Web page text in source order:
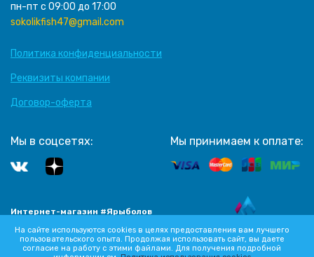
На сайте используются cookies в целях предоставления вам лучшего
пользовательского опыта. Продолжая использовать сайт, вы даете
согласие на работу с этими файлами. Для получения подробной
пн-пт с 09:00 до 17:00
sokolikfish47@gmail.com
Политика конфиденциальности
Реквизиты компании
Договор-оферта
Мы в соцсетях: Мы принимаем к оплате:
Интернет-магазин #Ярыболов
2012-2026 Все права защищены